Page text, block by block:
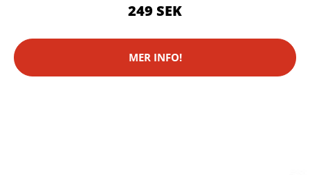
249 SEK
MER INFO!